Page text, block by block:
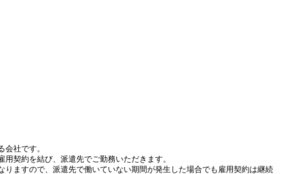
社です。
契約を結び、派遣先でご勤務いただきます。
ますので、派遣先で働いていない期間が発生した場合でも雇用契約は継続